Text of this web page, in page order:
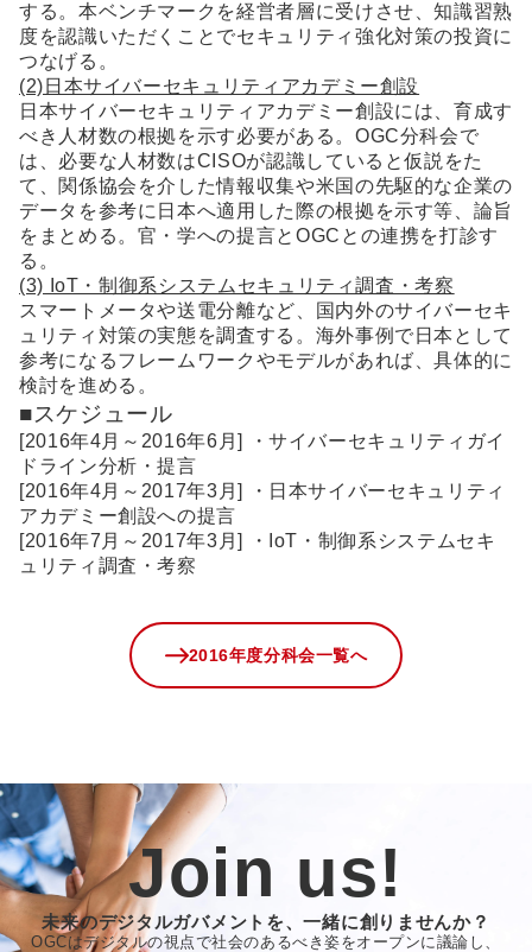
する。本ベンチマークを経営者層に受けさせ、知識習熟
度を認識いただくことでセキュリティ強化対策の投資に
つなげる。
(2)日本サイバーセキュリティアカデミー創設
日本サイバーセキュリティアカデミー創設には、育成す
べき人材数の根拠を示す必要がある。OGC分科会で
は、必要な人材数はCISOが認識していると仮説をた
て、関係協会を介した情報収集や米国の先駆的な企業の
データを参考に日本へ適用した際の根拠を示す等、論旨
をまとめる。官・学への提言とOGCとの連携を打診す
る。
(3) IoT・制御系システムセキュリティ調査・考察
スマートメータや送電分離など、国内外のサイバーセキ
ュリティ対策の実態を調査する。海外事例で日本として
参考になるフレームワークやモデルがあれば、具体的に
検討を進める。
■スケジュール
[2016年4月～2016年6月] ・サイバーセキュリティガイ
ドライン分析・提言
[2016年4月～2017年3月] ・日本サイバーセキュリティ
アカデミー創設への提言
[2016年7月～2017年3月] ・IoT・制御系システムセキ
ュリティ調査・考察
2016年度分科会一覧へ
Join us!
未来のデジタルガバメントを、一緒に創りませんか？
OGCはデジタルの視点で社会のあるべき姿をオープンに議論し、